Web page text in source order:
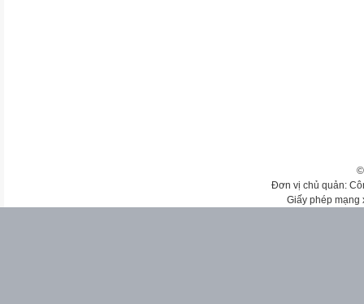
Đơn vị chủ quản:
Giấy phép mạng